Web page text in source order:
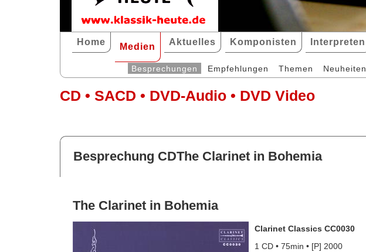
Home Medien Aktuelles Komponisten Interpreten
Besprechungen Empfehlungen Themen Neuheiten
CD • SACD • DVD-Audio • DVD Video
Besprechung CDThe Clarinet in Bohemia
The Clarinet in Bohemia
Clarinet Classics CC0030
1 CD • 75min • [P] 2000